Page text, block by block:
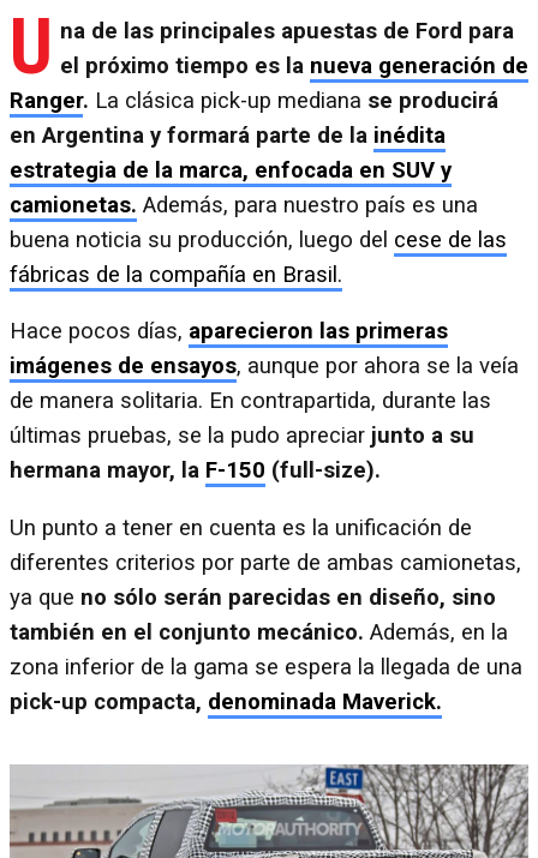
U na de las principales apuestas de Ford para
el próximo tiempo es la nueva generación de
Ranger. La clásica pick-up mediana se producirá
en Argentina y formará parte de la inédita
estrategia de la marca, enfocada en SUV y
camionetas. Además, para nuestro país es una
buena noticia su producción, luego del cese de las
fábricas de la compañía en Brasil.
Hace pocos días, aparecieron las primeras
imágenes de ensayos, aunque por ahora se la veía
de manera solitaria. En contrapartida, durante las
últimas pruebas, se la pudo apreciar junto a su
hermana mayor, la F-150 (full-size).
Un punto a tener en cuenta es la unificación de
diferentes criterios por parte de ambas camionetas,
ya que no sólo serán parecidas en diseño, sino
también en el conjunto mecánico. Además, en la
zona inferior de la gama se espera la llegada de una
pick-up compacta, denominada Maverick.